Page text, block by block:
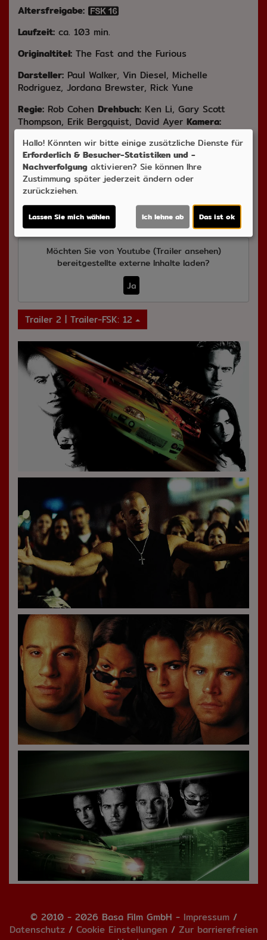
Altersfreigabe:
Laufzeit: ca. 103 min.
Originaltitel: The Fast and the Furious
Darsteller: Paul Walker, Vin Diesel, Michelle
Rodriguez, Jordana Brewster, Rick Yune
Regie: Rob Cohen Drehbuch: Ken Li, Gary Scott
Thompson, Erik Bergquist, David Ayer Kamera:
Ericson Core;Musik: Brian Tyler Schnitt:Peter
Honess, Dallas Puett;Genre: Action, Krimi, Thriller
Land: Deutschland, USA 2001 Verleih:United
International Pictures GmbH
Inhalte zum Teil von
© CINEPROG ...macht Lust auf Ihr Kino!
Möchten Sie von Youtube (Trailer ansehen)
bereitgestellte externe Inhalte laden?
Ja
Trailer 2 | Trailer-FSK: 12
© 2010 - 2026 Basa Film GmbH - Impressum/
Datenschutz/ Cookie Einstellungen / Zur barrierefreien
Hallo! Könnten wir bitte einige zusätzliche Dienste für
Erforderlich & Besucher-Statistiken und -
Nachverfolgung aktivieren? Sie können Ihre
Zustimmung später jederzeit ändern oder
zurückziehen.
Lassen Sie mich wählen Ich lehne ab Das ist ok